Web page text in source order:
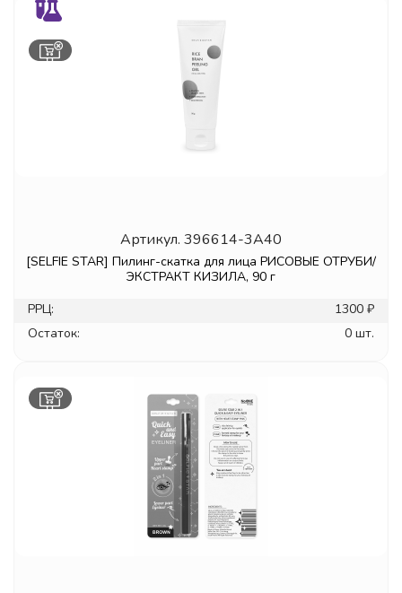
Артикул. 396614-3A40
[SELFIE STAR] Пилинг-скатка для лица РИСОВЫЕ ОТРУБИ/
ЭКСТРАКТ КИЗИЛА, 90 г
РРЦ:
1300 ₽
Остаток:
0 шт.